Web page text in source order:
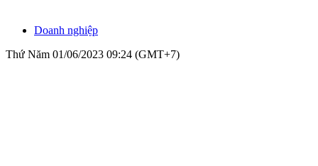
Doanh nghiệp
Thứ Năm 01/06/2023 09:24 (GMT+7)